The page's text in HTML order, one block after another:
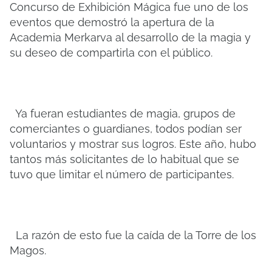
Concurso de Exhibición Mágica fue uno de los
eventos que demostró la apertura de la
Academia Merkarva al desarrollo de la magia y
su deseo de compartirla con el público.
Ya fueran estudiantes de magia, grupos de
comerciantes o guardianes, todos podían ser
voluntarios y mostrar sus logros. Este año, hubo
tantos más solicitantes de lo habitual que se
tuvo que limitar el número de participantes.
La razón de esto fue la caída de la Torre de los
Magos.